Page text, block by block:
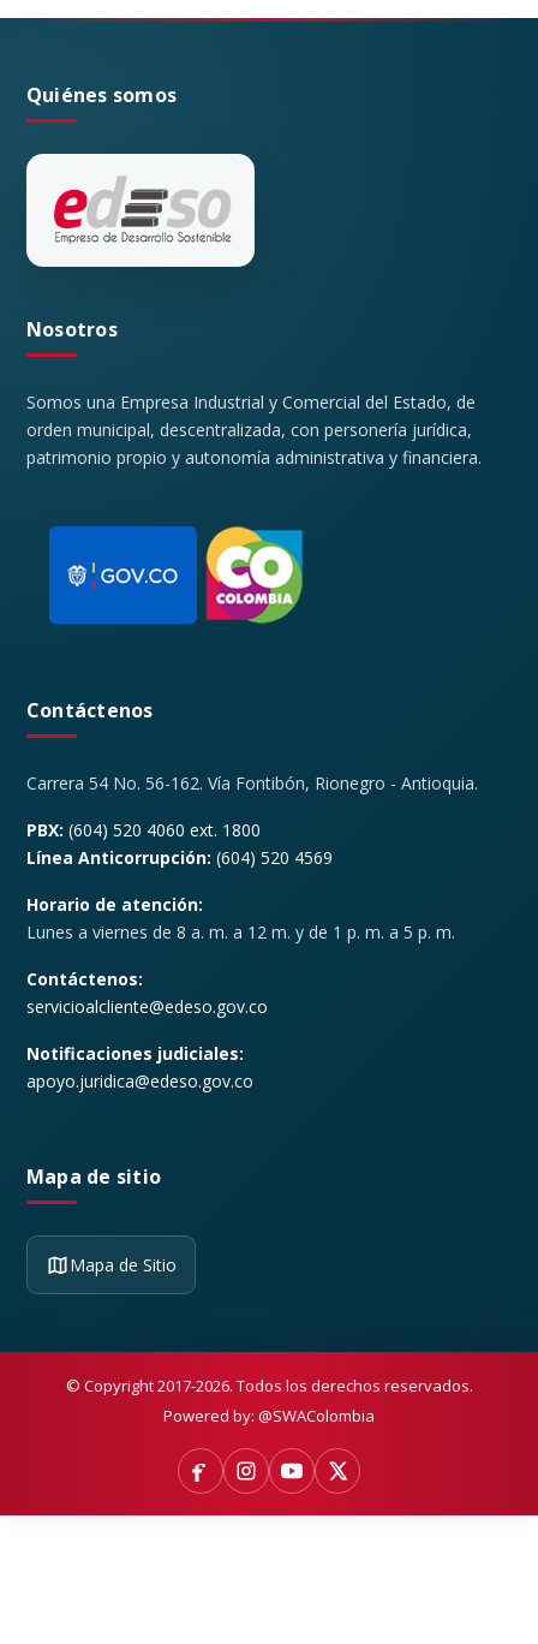
Quiénes somos
Nosotros
Somos una Empresa Industrial y Comercial del Estado, de
orden municipal, descentralizada, con personería jurídica,
patrimonio propio y autonomía administrativa y financiera.
Contáctenos
Carrera 54 No. 56-162. Vía Fontibón, Rionegro - Antioquia.
PBX: (604) 520 4060 ext. 1800
Línea Anticorrupción: (604) 520 4569
Horario de atención:
Lunes a viernes de 8 a. m. a 12 m. y de 1 p. m. a 5 p. m.
Contáctenos:
servicioalcliente@edeso.gov.co
Notificaciones judiciales:
apoyo.juridica@edeso.gov.co
Mapa de sitio
Mapa de Sitio
© Copyright 2017-2026. Todos los derechos reservados.
Powered by: @SWAColombia